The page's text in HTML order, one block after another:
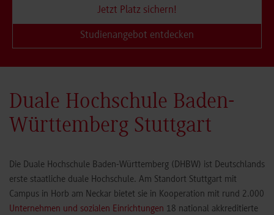
Jetzt Platz sichern!
Studienangebot entdecken
Duale Hochschule Baden-
Württemberg Stuttgart
Die Duale Hochschule Baden-Württemberg (DHBW) ist Deutschlands
erste staatliche duale Hochschule. Am Standort Stuttgart mit
Campus in Horb am Neckar bietet sie in Kooperation mit rund 2.000
Unternehmen und sozialen Einrichtungen 18 national akkreditierte